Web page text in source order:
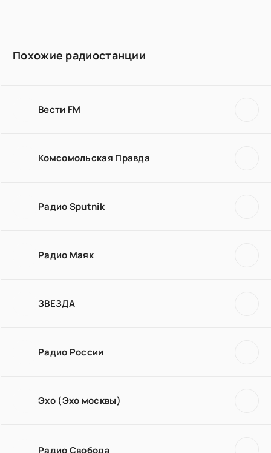
Похожие радиостанции
Вести FM
Комсомольская Правда
Радио Sputnik
Радио Маяк
ЗВЕЗДА
Радио России
Эхо (Эхо москвы)
Радио Свобода